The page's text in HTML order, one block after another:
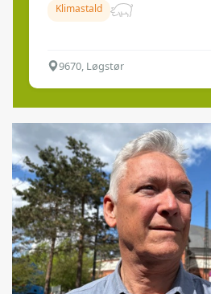
Klimastald
9670, Løgstør